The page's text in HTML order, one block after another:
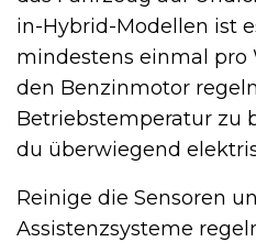
in-Hybrid-Modellen ist
mindestens einmal pro
den Benzinmotor
Betriebstemperatur zu
du überwiegend
Reinige die Sensoren
Assistenzsysteme